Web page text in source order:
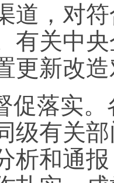
道，对
有关中
更新改
促落实
级有关
析和通